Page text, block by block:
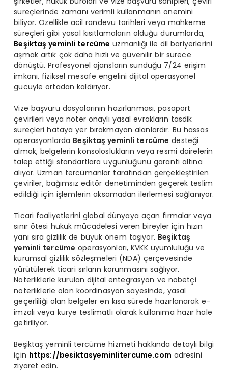
süreçlerinde zamanı verimli kullanmanın önemini
biliyor. Özellikle acil randevu tarihleri veya mahkeme
süreçleri gibi yasal kısıtlamaların olduğu durumlarda,
Beşiktaş yeminli tercüme uzmanlığı ile dil bariyerlerini
aşmak artık çok daha hızlı ve güvenilir bir sürece
dönüştü. Profesyonel ajansların sunduğu 7/24 erişim
imkanı, fiziksel mesafe engelini dijital operasyonel
gücüyle ortadan kaldırıyor.
Vize başvuru dosyalarının hazırlanması, pasaport
çevirileri veya noter onaylı yasal evrakların tasdik
süreçleri hataya yer bırakmayan alanlardır. Bu hassas
operasyonlarda Beşiktaş yeminli tercüme desteği
almak, belgelerin konsoloslukların veya resmi dairelerin
talep ettiği standartlara uygunluğunu garanti altına
alıyor. Uzman tercümanlar tarafından gerçekleştirilen
çeviriler, bağımsız editör denetiminden geçerek teslim
edildiği için işlemlerin aksamadan ilerlemesi sağlanıyor.
Ticari faaliyetlerini global dünyaya açan firmalar veya
sınır ötesi hukuk mücadelesi veren bireyler için hızın
yanı sıra gizlilik de büyük önem taşıyor. Beşiktaş
yeminli tercüme operasyonları, KVKK uyumluluğu ve
kurumsal gizlilik sözleşmeleri (NDA) çerçevesinde
yürütülerek ticari sırların korunmasını sağlıyor.
Noterliklerle kurulan dijital entegrasyon ve nöbetçi
noterliklerle olan koordinasyon sayesinde, yasal
geçerliliği olan belgeler en kısa sürede hazırlanarak e-
imzalı veya kurye teslimatlı olarak kullanıma hazır hale
getiriliyor.
Beşiktaş yeminli tercüme hizmeti hakkında detaylı bilgi
için https://besiktasyeminlitercume.com adresini
ziyaret edin.